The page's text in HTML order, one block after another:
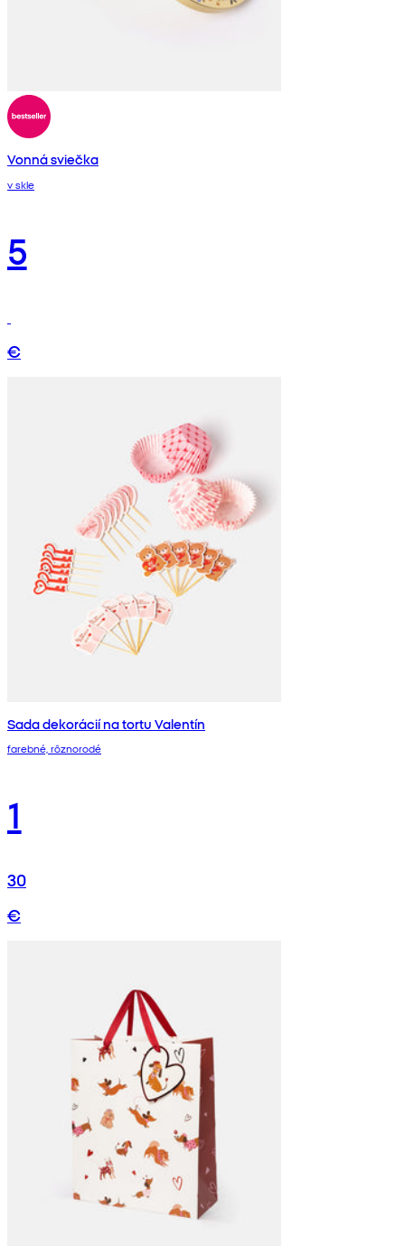
Vonná sviečka
v skle
5
€
Sada dekorácií na tortu Valentín
farebné, rôznorodé
1
30
€